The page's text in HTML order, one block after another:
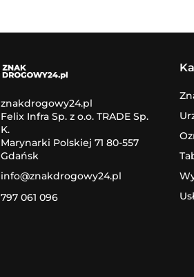
znakdrogowy24.pl
Felix Infra Sp. z o.o. TRADE Sp.
K.
Marynarki Polskiej 71 80-557
Gdańsk
info@znakdrogowy24.pl
797 061 096